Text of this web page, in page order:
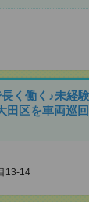
く働く♪未経
区を車両巡
13-14